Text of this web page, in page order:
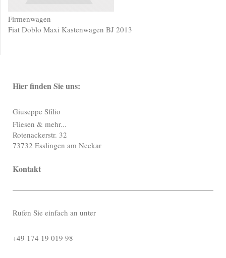
Firmenwagen
Fiat Doblo Maxi Kastenwagen BJ 2013
Hier finden Sie uns:
Giuseppe Sfilio
Fliesen & mehr...
Rotenackerstr. 32
73732 Esslingen am Neckar
Kontakt
Rufen Sie einfach an unter
+49 174 19 019 98